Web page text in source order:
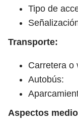
Tipo de
Transporte:
Carretera o
Autobús:
Aspectos